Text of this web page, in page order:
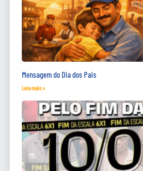
Mensagem do Dia dos Pais
Leia mais »